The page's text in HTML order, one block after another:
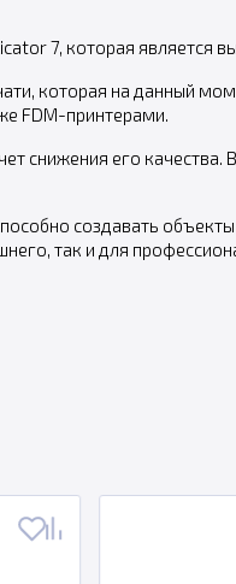
7, которая является
которая на данный
FDM-принтерами.
снижения его
создавать
так и для